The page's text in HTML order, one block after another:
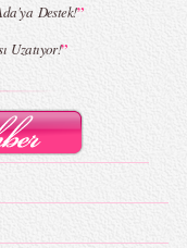
Destek!”
Uzatıyor!”